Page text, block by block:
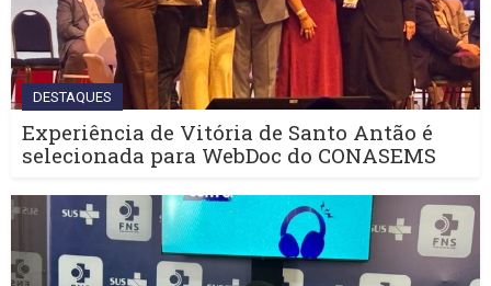
DESTAQUES
Experiência de Vitória de Santo Antão é
selecionada para WebDoc do CONASEMS